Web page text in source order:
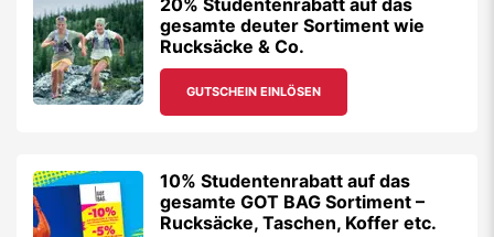
20% Studentenrabatt auf das
gesamte deuter Sortiment wie
Rucksäcke & Co.
GUTSCHEIN EINLÖSEN
10% Studentenrabatt auf das
gesamte GOT BAG Sortiment –
Rucksäcke, Taschen, Koffer etc.